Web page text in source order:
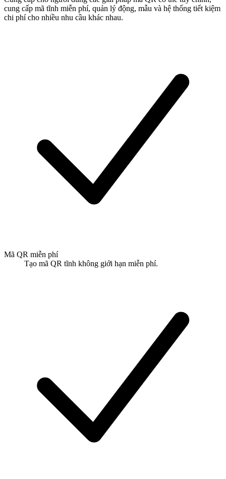
cung cấp mã tĩnh miễn phí, quản lý động, mẫu và hệ thống tiết kiệm
chi phí cho nhiều nhu cầu khác nhau.
Mã QR miễn phí
Tạo mã QR tĩnh không giới hạn miễn phí.